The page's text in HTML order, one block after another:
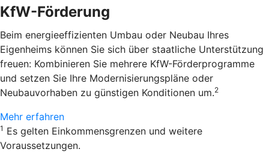
KfW-Förderung
Beim energieeffizienten Umbau oder Neubau Ihres
Eigenheims können Sie sich über staatliche Unterstützung
freuen: Kombinieren Sie mehrere KfW-Förderprogramme
und setzen Sie Ihre Modernisierungspläne oder
Neubauvorhaben zu günstigen Konditionen um.2
Mehr erfahren
1 Es gelten Einkommensgrenzen und weitere
Voraussetzungen.